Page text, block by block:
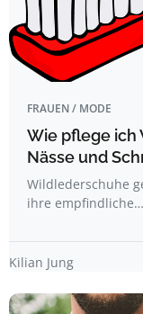
FRAUEN / MODE
Wie pflege ich
Nässe und
Wildlederschuhe
ihre empfindliche…
Kilian Jung